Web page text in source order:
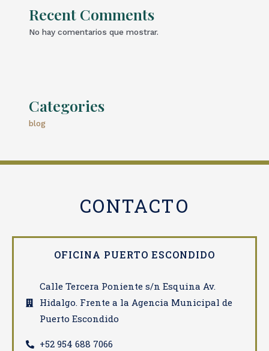
Recent Comments
No hay comentarios que mostrar.
Categories
blog
CONTACTO​
OFICINA PUERTO ESCONDIDO
Calle Tercera Poniente s/n Esquina Av.
Hidalgo. Frente a la Agencia Municipal de
Puerto Escondido
‎+52 954 688 7066